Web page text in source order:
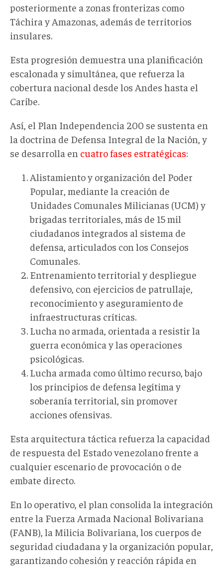
posteriormente a zonas fronterizas como
Táchira y Amazonas, además de territorios
insulares.
Esta progresión demuestra una planificación
escalonada y simultánea, que refuerza la
cobertura nacional desde los Andes hasta el
Caribe.
Así, el Plan Independencia 200 se sustenta en
la doctrina de Defensa Integral de la Nación, y
se desarrolla en cuatro fases estratégicas:
Alistamiento y organización del Poder
Popular, mediante la creación de
Unidades Comunales Milicianas (UCM) y
brigadas territoriales más de 15mil
ciudadanos integrados al sistema de
defensa, articulados con los Consejos
Comunales.
Entrenamiento territorial y despliegue
defensivo, con ejercicios de patrullaje,
reconocimiento y aseguramiento de
infraestructuras críticas.
Lucha no armada, orientada a resistir la
guerra económica y las operaciones
psicológicas.
Lucha armada como último recurso, bajo
los principios de defensa legítima y
soberanía territorial, sin promover
acciones ofensivas.
Esta arquitectura táctica refuerza la capacidad
de respuesta del Estado venezolano frente a
cualquier escenario de provocación o de
embate directo.
En lo operativo, el plan consolida la integración
entre la Fuerza Armada Nacional Bolivariana
(FANB), la Milicia Bolivariana, los cuerpos de
seguridad ciudadana y la organización popular,
garantizando cohesión y reacción rápida en